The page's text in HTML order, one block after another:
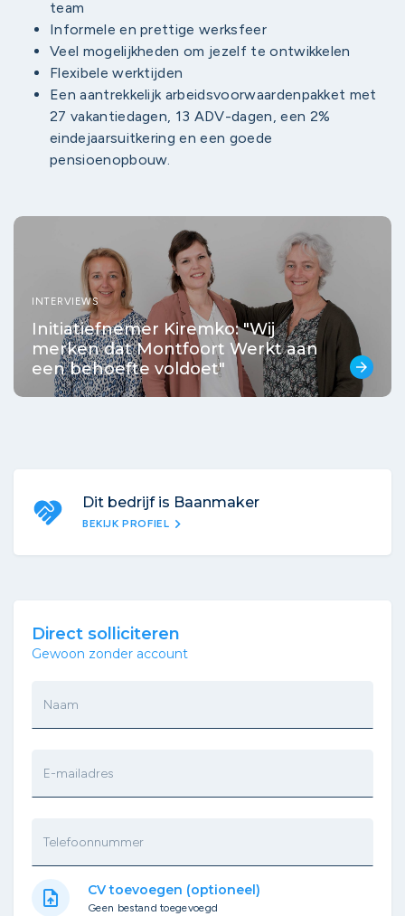
team
Informele en prettige werksfeer
Veel mogelijkheden om jezelf te ontwikkelen
Flexibele werktijden
Een aantrekkelijk arbeidsvoorwaardenpakket met
27 vakantiedagen, 13 ADV-dagen, een 2%
eindejaarsuitkering en een goede
pensioenopbouw.
INTERVIEWS
Initiatiefnemer Kiremko: "Wij
merken dat Montfoort Werkt aan
een behoefte voldoet"
arrow_forward
Dit bedrijf is Baanmaker
BEKIJK PROFIEL chevron_right
Direct solliciteren
Gewoon zonder account
Naam
E-mailadres
Telefoonnummer
upload_file CV toevoegen (optioneel)
Geen bestand toegevoegd